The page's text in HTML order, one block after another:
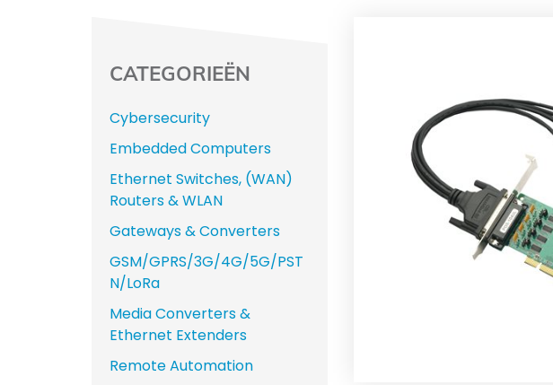
CATEGORIEËN
Cybersecurity
Embedded Computers
Ethernet Switches, (WAN)
Routers & WLAN
Gateways & Converters
GSM/GPRS/3G/4G/5G/PST
N/LoRa
Media Converters &
Ethernet Extenders
Remote Automation